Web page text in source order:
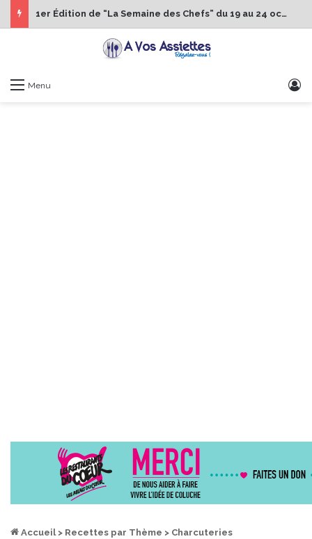
1er Édition de “La Semaine des Chefs” du 19 au 24 octobre 2026
Menu
Accueil > Recettes par Thème > Charcuteries